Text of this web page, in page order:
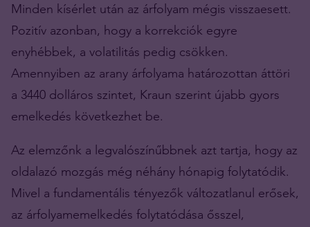
Minden kísérlet után az árfolyam mégis visszaesett.
Pozitív azonban, hogy a korrekciók egyre
enyhébbek, a volatilitás pedig csökken.
Amennyiben az arany árfolyama határozottan áttöri
a 3440 dolláros szintet, Kraun szerint újabb gyors
emelkedés következhet be.
Az elemzőnk a legvalószínűbbnek azt tartja, hogy az
oldalazó mozgás még néhány hónapig folytatódik.
Mivel a fundamentális tényezők változatlanul erősek,
az árfolyamemelkedés folytatódása ősszel,